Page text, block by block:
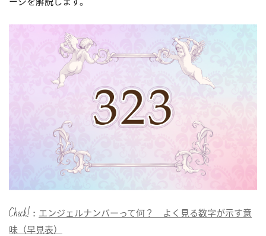
Check!： エンジェルナンバーって何？ よく見る数字が示す意
味（早見表）